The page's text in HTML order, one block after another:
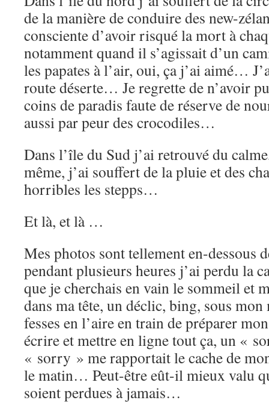
de la manière de conduire des new-
consciente d’avoir risqué la mort à
notamment quand il s’agissait d’un
les papates à l’air, oui, ça j’ai aimé…
route déserte… Je regrette de n’avoir
coins de paradis faute de réserve de
aussi par peur des crocodiles…
Dans l’île du Sud j’ai retrouvé du
même, j’ai souffert de la pluie et des
horribles les stepps…
Et là, et là …
Mes photos sont tellement en-
pendant plusieurs heures j’ai perdu la
que je cherchais en vain le sommeil et
dans ma tête, un déclic, bing, sous mon
fesses en l’aire en train de préparer
écrire et mettre en ligne tout ça, un «
« sorry » me rapportait le cache de
le matin… Peut-être eût-il mieux valu
soient perdues à jamais…